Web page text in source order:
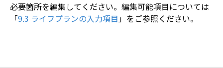
必要箇所を編集してください。編集可能項目については
「9.3 ライフプランの入力項目」をご参照ください。